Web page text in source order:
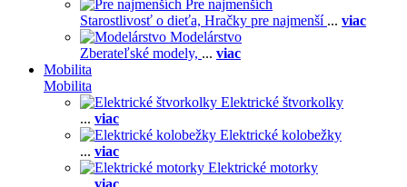
Pre najmenších
Starostlivosť o dieťa, Hračky pre najmenší ... viac
Modelárstvo
Zberateľské modely, ... viac
Mobilita
Mobilita
Elektrické štvorkolky
... viac
Elektrické kolobežky
... viac
Elektrické motorky
... viac